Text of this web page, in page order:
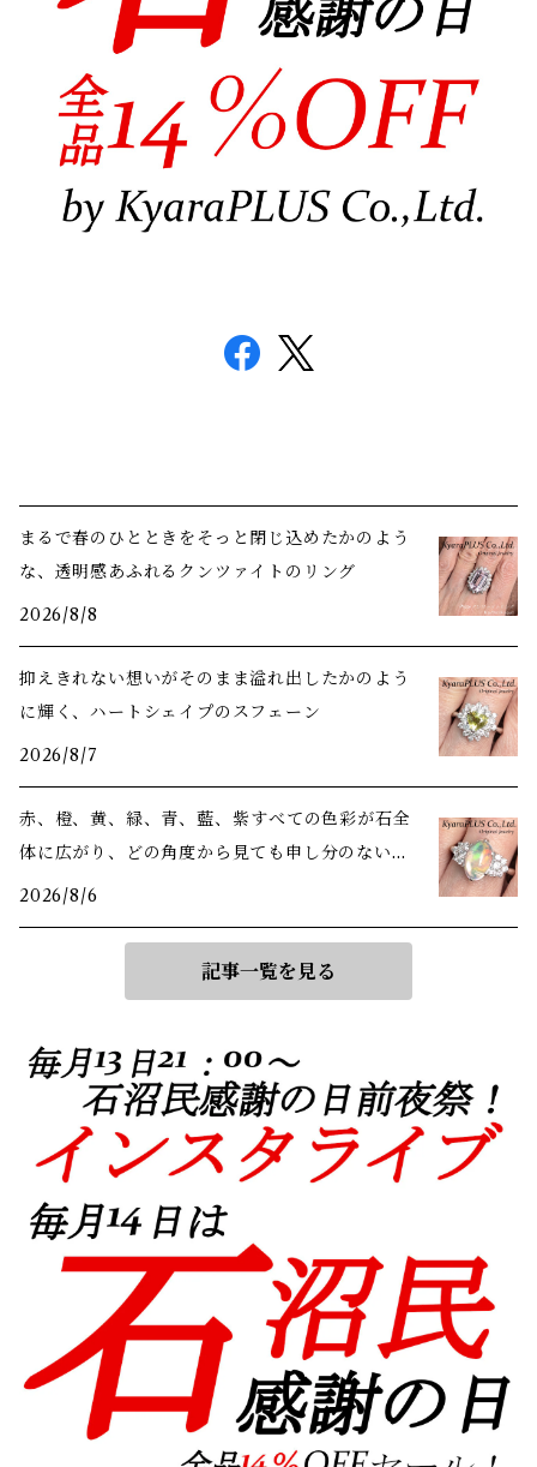
まるで春のひとときをそっと閉じ込めたかのよう
な、透明感あふれるクンツァイトのリング
2026/8/8
抑えきれない想いがそのまま溢れ出したかのよう
に輝く、ハートシェイプのスフェーン
2026/8/7
赤、橙、黄、緑、青、藍、紫――すべての色彩が石全
体に広がり、どの角度から見ても申し分のない美
しさ
2026/8/6
記事一覧を見る